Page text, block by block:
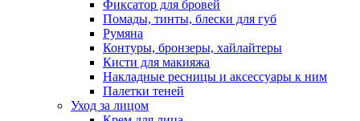
Фиксатор для бровей
Помады, тинты, блески для губ
Румяна
Контуры, бронзеры, хайлайтеры
Кисти для макияжа
Накладные ресницы и аксессуары к ним
Палетки теней
Уход за лицом